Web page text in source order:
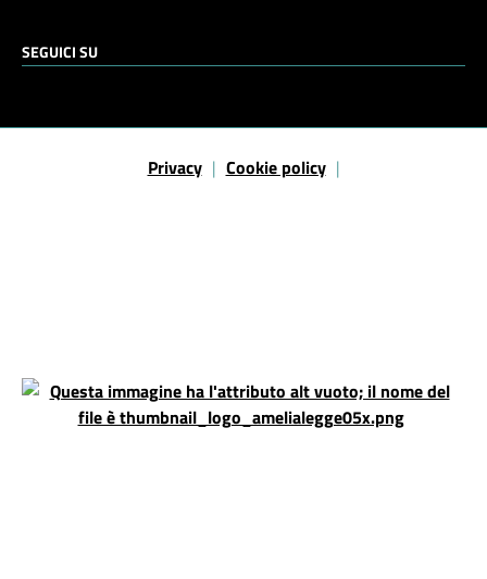
SEGUICI SU
Sezione Link Utili
Privacy | Cookie policy |